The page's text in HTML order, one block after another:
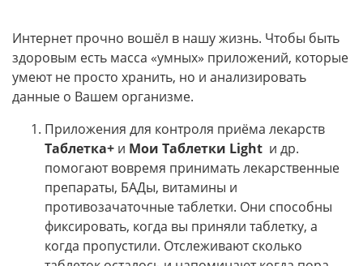
Интернет прочно вошёл в нашу жизнь. Чтобы быть
здоровым есть масса «умных» приложений, которые
умеют не просто хранить, но и анализировать
данные о Вашем организме.
Приложения для контроля приёма лекарств
Таблетка+ и Мои Таблетки Light и др.
помогают вовремя принимать лекарственные
препараты, БАДы, витамины и
противозачаточные таблетки. Они способны
фиксировать, когда вы приняли таблетку, а
когда пропустили. Отслеживают сколько